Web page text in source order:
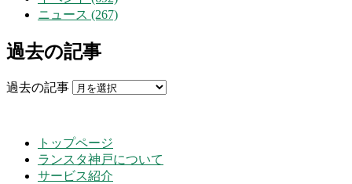
ニュース (267)
過去の記事
過去の記事
トップページ
ランスタ神戸について
サービス紹介